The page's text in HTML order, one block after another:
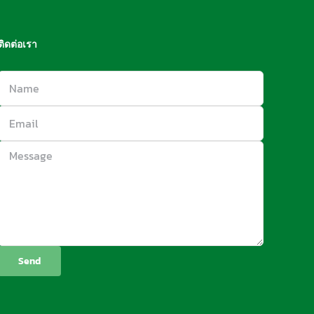
ดต่อเรา